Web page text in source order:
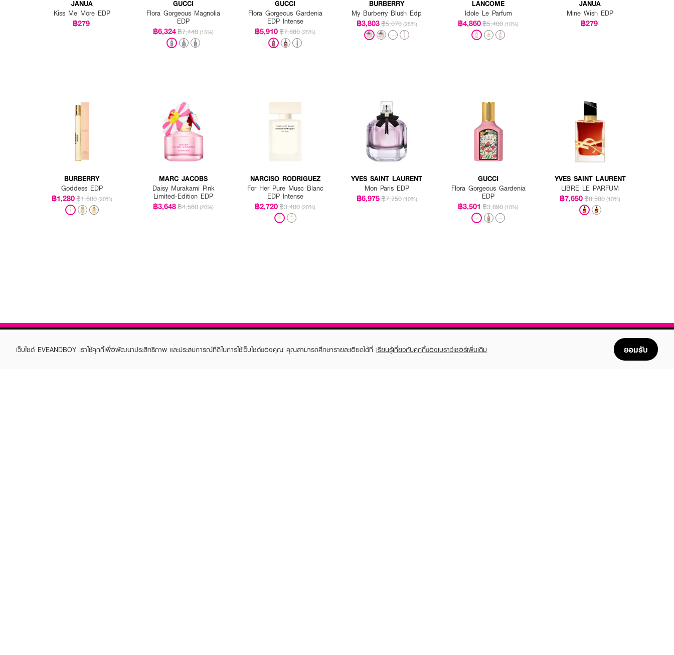
JANUA
Kiss Me More EDP
฿279
GUCCI
Flora Gorgeous Magnolia
EDP
฿6,324฿7,440 (15%)
GUCCI
Flora Gorgeous Gardenia
EDP Intense
฿5,910฿7,880 (25%)
BURBERRY
My Burberry Blush Edp
฿3,803฿5,070 (25%)
LANCOME
Idole Le Parfum
฿4,860฿5,400 (10%)
JANUA
Mine Wish EDP
฿279
BURBERRY
Goddess EDP
฿1,280฿1,600 (20%)
MARC JACOBS
Daisy Murakami Pink
Limited-Edition EDP
฿3,648฿4,560 (20%)
NARCISO RODRIGUEZ
For Her Pure Musc Blanc
EDP Intense
฿2,720฿3,400 (20%)
YVES SAINT LAURENT
Mon Paris EDP
฿6,975฿7,750 (10%)
GUCCI
Flora Gorgeous Gardenia
EDP
฿3,501 ฿3,890 (10%)
YVES SAINT LAURENT
LIBRE LE PARFUM
฿7,650฿8,500 (10%)
เว็บไซต์ EVEANDBOY เราใช้คุกกี้เพื่อพัฒนาประสิทธิภาพ และประสบการณ์ที่ดีในการใช้เว็บไซต์ของคุณ คุณสามารถศึกษารายละเอียดได้ที่ เรียนรู้เกี่ยวกับคุกกี้ของเบราว์เซอร์เพิ่มเติม ยอมรับ